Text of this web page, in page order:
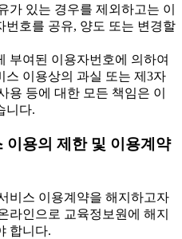
가 있는 경우를 제외하고는 이
번호를 공유, 양도 또는 변경할
부여된 이용자번호에 의하여
스 이용상의 과실 또는 제3자
용 등에 대한 모든 책임은 이
니다.
이용의 제한 및 이용계약
비스 이용계약을 해지하고자
라인으로 교육정보원에 해지
합니다.